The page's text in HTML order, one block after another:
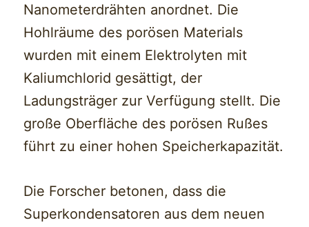
Nanometerdrähten anordnet. Die
Hohlräume des porösen Materials
wurden mit einem Elektrolyten mit
Kaliumchlorid gesättigt, der
Ladungsträger zur Verfügung stellt. Die
große Oberfläche des porösen Rußes
führt zu einer hohen Speicherkapazität.
Die Forscher betonen, dass die
Superkondensatoren aus dem neuen